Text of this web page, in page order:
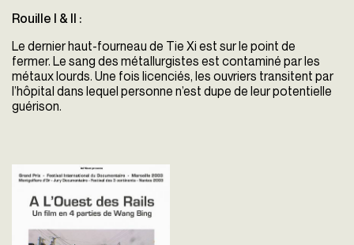
Rouille I & II :
Le dernier haut-fourneau de Tie Xi est sur le point de
fermer. Le sang des métallurgistes est contaminé par les
métaux lourds. Une fois licenciés, les ouvriers transitent par
l’hôpital dans lequel personne n’est dupe de leur potentielle
guérison.